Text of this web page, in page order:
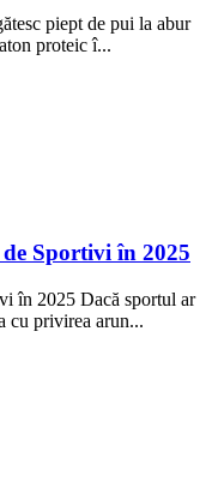
piept de pui la abur
proteic î...
Sportivi în 2025
în 2025 Dacă sportul ar
cu privirea arun...